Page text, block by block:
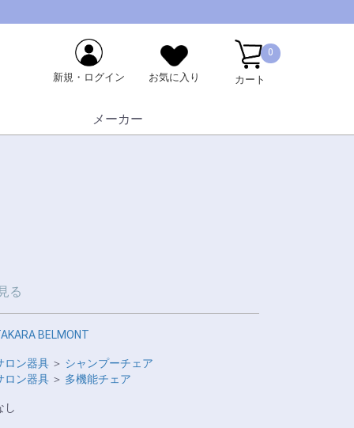
新規・ログイン お気に入り
0
カート
メーカー
る
BELMONT
ロン器具 ＞ シャンプーチェア
ロン器具 ＞ 多機能チェア
し